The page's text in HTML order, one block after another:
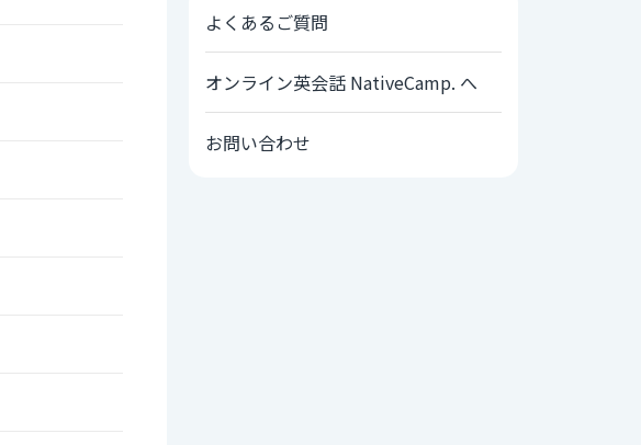
よくあるご質問
オンライン英会話 NativeCamp. へ
お問い合わせ